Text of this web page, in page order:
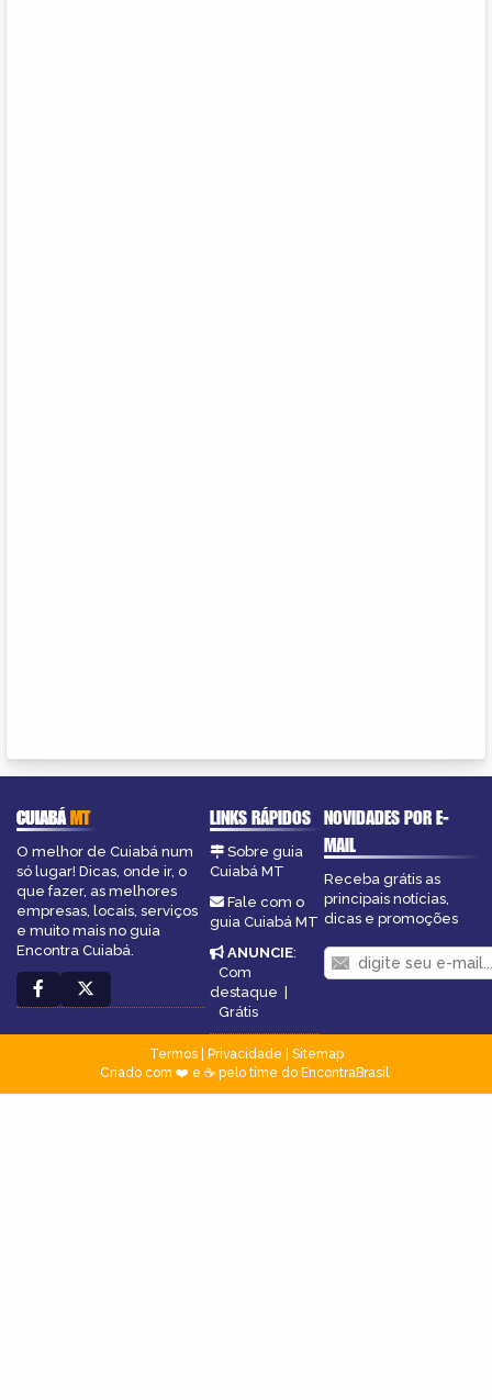
CUIABÁMT
O melhor de Cuiabá num
só lugar! Dicas, onde ir, o
que fazer, as melhores
empresas, locais, serviços
e muito mais no guia
Encontra Cuiabá.
LINKS RÁPIDOS
Sobre guia
Cuiabá MT
Fale com o
guia Cuiabá MT
ANUNCIE:
Com
destaque |
Grátis
NOVIDADES POR E-
MAIL
Receba grátis as
principais notícias,
dicas e promoções
Termos| Privacidade
Sitemap
Criado com ❤️ e ☕ pelo time do EncontraBrasil